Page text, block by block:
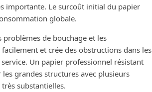
importante. Le surcoût initial du papier
globale.
de bouchage et les
et crée des obstructions dans les
Un papier professionnel résistant
grandes structures avec plusieurs
substantielles.